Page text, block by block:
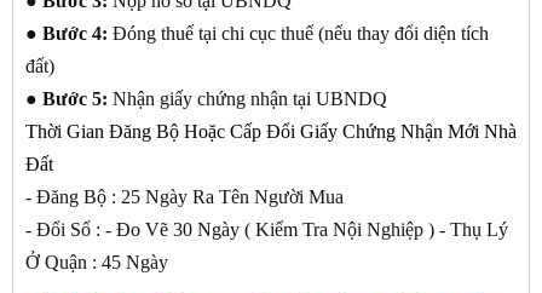
● Bước 4: Đóng thuế tại chi cục thuế (nếu thay đổi diện tích
đất)
● Bước 5: Nhận giấy chứng nhận tại UBNDQ
Thời Gian Đăng Bộ Hoặc Cấp Đổi Giấy Chứng Nhận Mới Nhà
Đất
- Đăng Bộ : 25 Ngày Ra Tên Người Mua
- Đổi Sổ : - Đo Vẽ 30 Ngày ( Kiểm Tra Nội Nghiệp ) - Thụ Lý
Ở Quận : 45 Ngày